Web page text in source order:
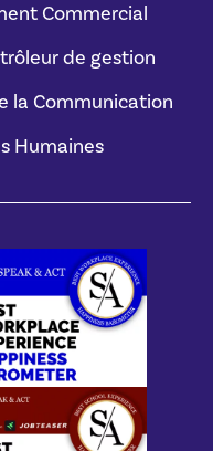
Commercial
de gestion
la Communication
Humaines